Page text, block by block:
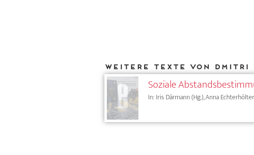
Weitere Texte von Dmitri
Soziale
In: Iris Därmann (Hg.), Anna